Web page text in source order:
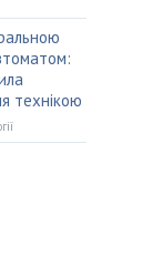
технікою